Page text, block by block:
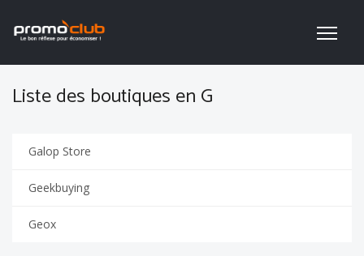
Liste des boutiques en G
Galop Store
Geekbuying
Geox